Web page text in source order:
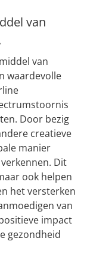
van
van
waardevolle
Door bezig
creatieve
manier
Dit
ook helpen
het versterken
van
impact
gezondheid